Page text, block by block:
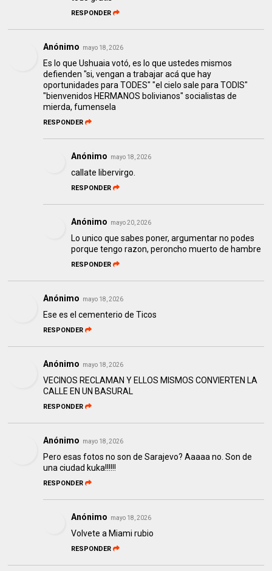
RESPONDER
Anónimo mayo 18, 2026
Es lo que Ushuaia votó, es lo que ustedes mismos
defienden "si, vengan a trabajar acá que hay
oportunidades para TODES" "el cielo sale para TODIS"
"bienvenidos HERMANOS bolivianos" socialistas de
mierda, fumensela
RESPONDER
Anónimo mayo 18, 2026
callate libervirgo.
RESPONDER
Anónimo mayo 20, 2026
Lo unico que sabes poner, argumentar no podes
porque tengo razon, peroncho muerto de hambre
RESPONDER
Anónimo mayo 18, 2026
Ese es el cementerio de Ticos
RESPONDER
Anónimo mayo 18, 2026
VECINOS RECLAMAN Y ELLOS MISMOS CONVIERTEN LA
CALLE EN UN BASURAL
RESPONDER
Anónimo mayo 18, 2026
Pero esas fotos no son de Sarajevo? Aaaaa no. Son de
una ciudad kuka!!!!!!
RESPONDER
Anónimo mayo 18, 2026
Volvete a Miami rubio
RESPONDER